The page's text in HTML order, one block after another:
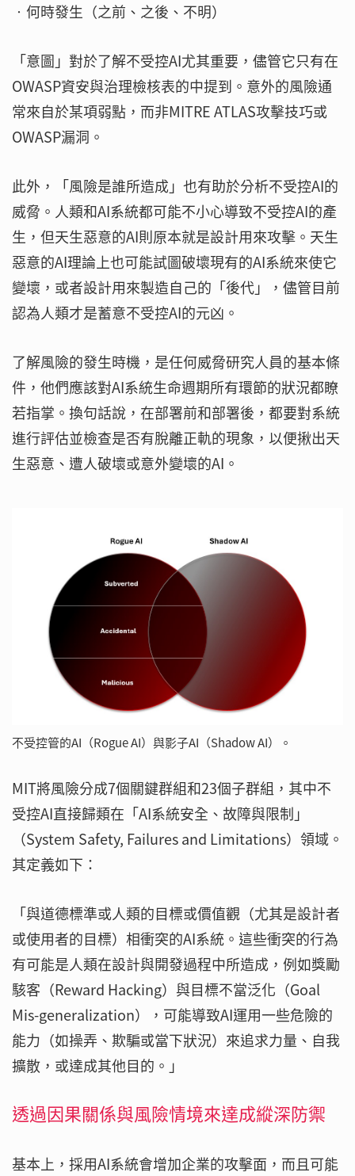
‧何時發生（之前、之後、不明）
「意圖」對於了解不受控AI尤其重要，儘管它只有在
OWASP資安與治理檢核表的中提到。意外的風險通
常來自於某項弱點，而非MITRE ATLAS攻擊技巧或
OWASP漏洞。
此外，「風險是誰所造成」也有助於分析不受控AI的
威脅。人類和AI系統都可能不小心導致不受控AI的產
生，但天生惡意的AI則原本就是設計用來攻擊。天生
惡意的AI理論上也可能試圖破壞現有的AI系統來使它
變壞，或者設計用來製造自己的「後代」，儘管目前
認為人類才是蓄意不受控AI的元凶。
了解風險的發生時機，是任何威脅研究人員的基本條
件，他們應該對AI系統生命週期所有環節的狀況都瞭
若指掌。換句話說，在部署前和部署後，都要對系統
進行評估並檢查是否有脫離正軌的現象，以便揪出天
生惡意、遭人破壞或意外變壞的AI。
不受控管的AI（Rogue AI）與影子AI（Shadow AI）。
MIT將風險分成7個關鍵群組和23個子群組，其中不
受控AI直接歸類在「AI系統安全、故障與限制」
（System Safety, Failures and Limitations）領域。
其定義如下：
「與道德標準或人類的目標或價值觀（尤其是設計者
或使用者的目標）相衝突的AI系統。這些衝突的行為
有可能是人類在設計與開發過程中所造成，例如獎勵
駭客（Reward Hacking）與目標不當泛化（Goal
Mis-generalization），可能導致AI運用一些危險的
能力（如操弄、欺騙或當下狀況）來追求力量、自我
擴散，或達成其他目的。」
透過因果關係與風險情境來達成縱深防禦
基本上，採用AI系統會增加企業的攻擊面，而且可能